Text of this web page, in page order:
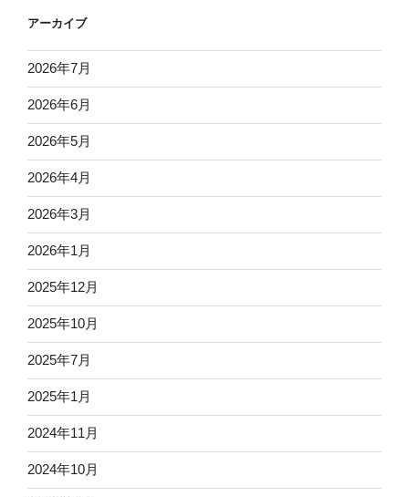
アーカイブ
2026年7月
2026年6月
2026年5月
2026年4月
2026年3月
2026年1月
2025年12月
2025年10月
2025年7月
2025年1月
2024年11月
2024年10月